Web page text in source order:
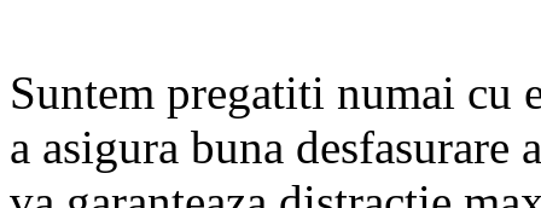
Suntem pregatiti numai cu
a asigura buna desfasurare